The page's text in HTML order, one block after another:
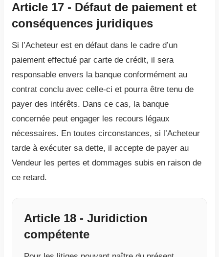
Article 17 - Défaut de paiement et
conséquences juridiques
Si l’Acheteur est en défaut dans le cadre d’un
paiement effectué par carte de crédit, il sera
responsable envers la banque conformément au
contrat conclu avec celle-ci et pourra être tenu de
payer des intérêts. Dans ce cas, la banque
concernée peut engager les recours légaux
nécessaires. En toutes circonstances, si l’Acheteur
tarde à exécuter sa dette, il accepte de payer au
Vendeur les pertes et dommages subis en raison de
ce retard.
Article 18 - Juridiction
compétente